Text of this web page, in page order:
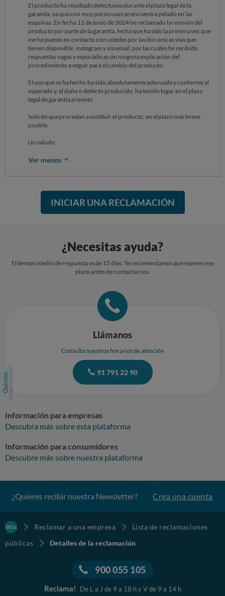
El producto ha resultado defectuoso durante el plazo legal de la
garantía, ya que con muy pocos usos se encuentra pelado en las
esquinas. En fecha 11 de junio de 2024 he reclamado la revisión del
producto por parte de la garantía, fecha que ha sido la primera vez que
me he puesto en contacto con ustedes por las dos únicas vías que
tienen disponible, instagram y vía email, por las cuáles he recibido
respuestas vagas y esporádicas sin ninguna explicación del
procedimiento a seguir para el cambio del producto.
El uso que se ha hecho ha sido absolutamente adecuado y conforme al
esperado y, el daño o defecto producido, ha tenido lugar en el plazo
legal de garantía previsto.
Solicito que procedan a sustituir el producto, en el plazo más breve
posible.
Un saludo
Ver menos
INICIAR UNA RECLAMACIÓN
¿Necesitas ayuda?
El tiempo medio de respuesta es de 15 días. Te recomendamos que esperes ese
plazo antes de contactarnos.
Llámanos
Consulta nuestros horarios de atención
91 791 22 90
Información para empresas
Descubra más sobre esta plataforma
Información para consumidores
Descubre más sobre nuestra plataforma
¿Quieres recibir nuestra Newsletter? Crea una cuenta
Reclamar a una empresa
Lista de reclamaciones
públicas
Detalles de la reclamación
900 055 105
Reclama! De L a J de 9 a 18 h y V de 9 a 14 h